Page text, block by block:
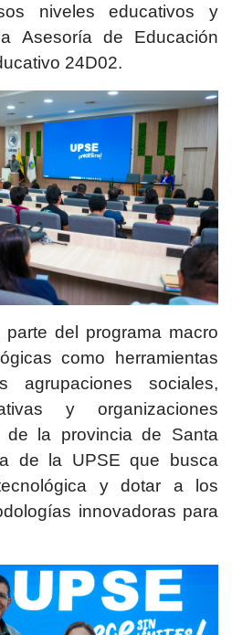
niveles educativos y
Asesoría de Educación
24D02.
del programa macro
como herramientas
sociales,
y organizaciones
de la provincia de Santa
de la UPSE que busca
y dotar a los
innovadoras para